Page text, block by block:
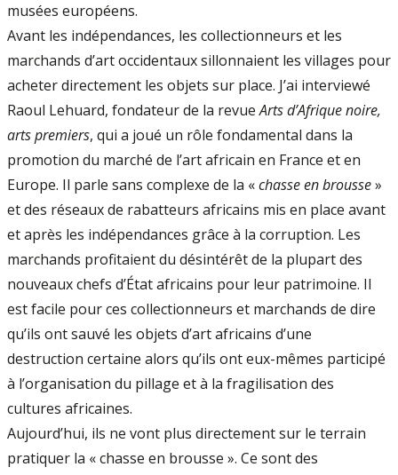
musées européens.
Avant les indépendances, les collectionneurs et les
marchands d’art occidentaux sillonnaient les villages pour
acheter directement les objets sur place. J’ai interviewé
Raoul Lehuard, fondateur de la revueArts d’Afrique noire,
arts premiers, qui a joué un rôle fondamental dans la
promotion du marché de l’art africain en France et en
Europe. Il parle sans complexe de la «chasse en brousse»
et des réseaux de rabatteurs africains mis en place avant
et après les indépendances grâce à la corruption. Les
marchands profitaient du désintérêt de la plupart des
nouveaux chefs d’État africains pour leur patrimoine. Il
est facile pour ces collectionneurs et marchands de dire
qu’ils ont sauvé les objets d’art africains d’une
destruction certaine alors qu’ils ont eux-mêmes participé
à l’organisation du pillage et à la fragilisation des
cultures africaines.
Aujourd’hui, ils ne vont plus directement sur le terrain
pratiquer la « chasse en brousse ». Ce sont des